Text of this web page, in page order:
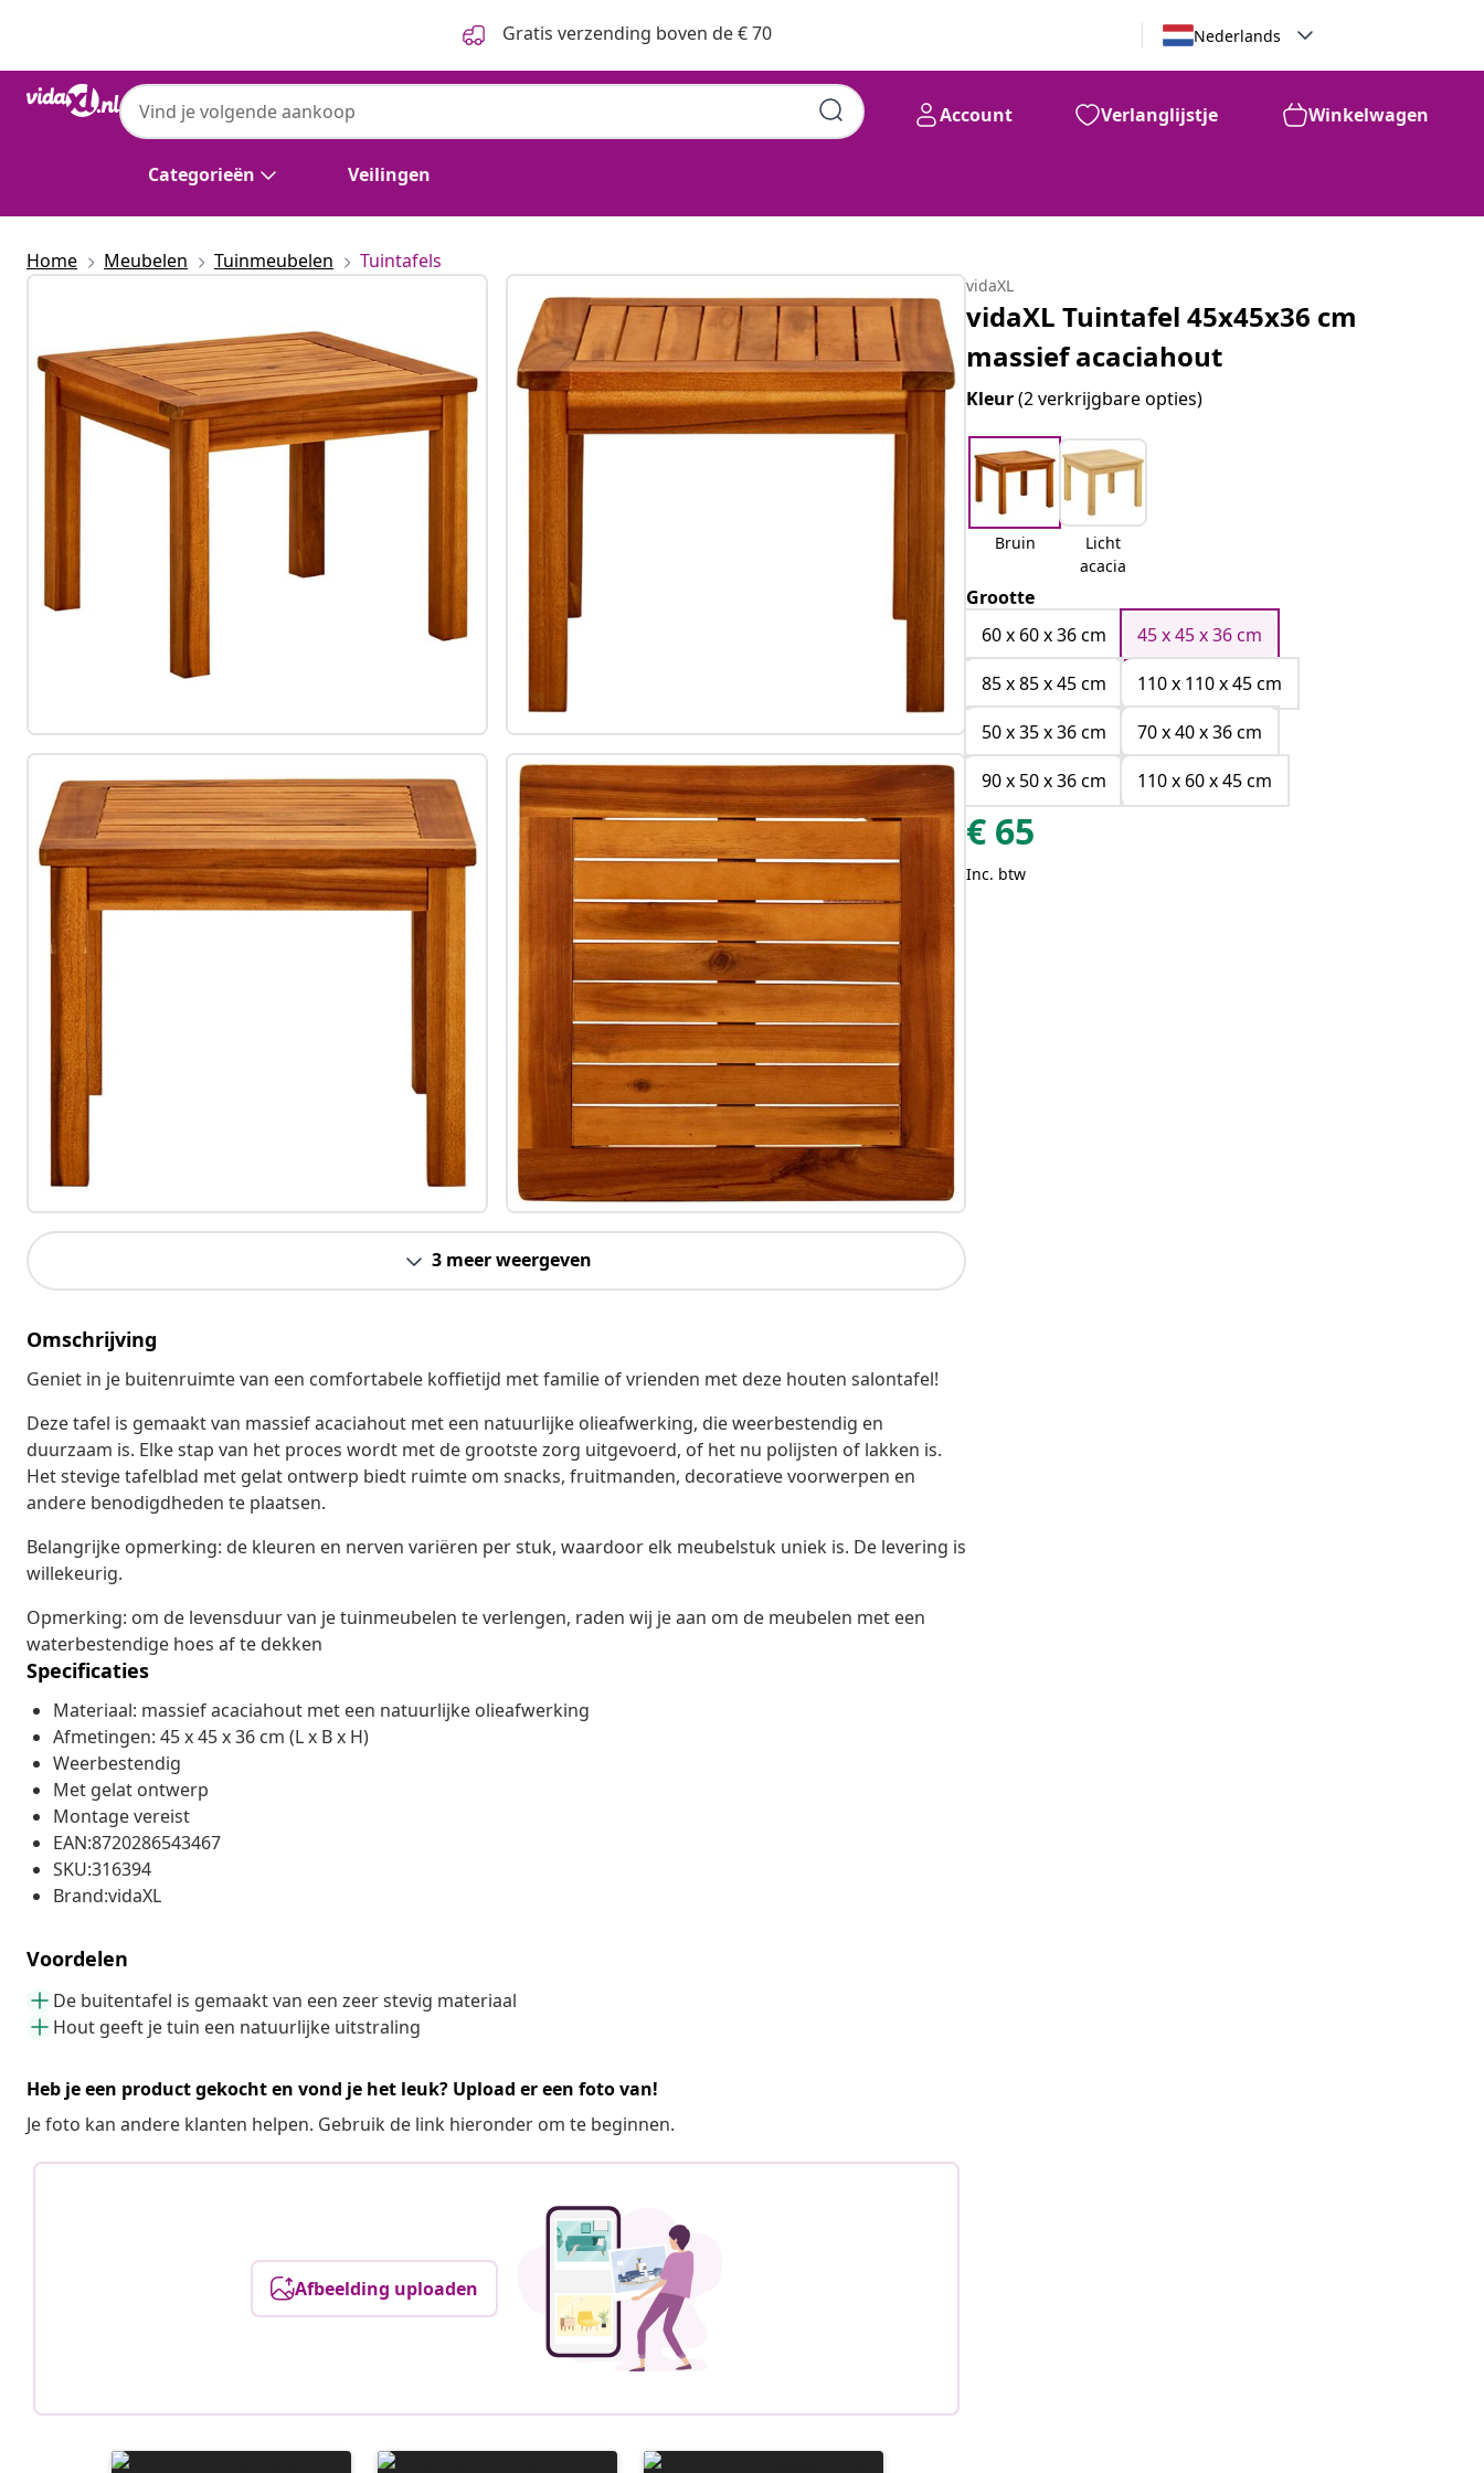
Gratis verzending boven de € 70 Nederlands
Categorieën Veilingen
Account Verlanglijstje Winkelwagen
Home Meubelen Tuinmeubelen Tuintafels
3 meer weergeven
Omschrijving
Geniet in je buitenruimte van een comfortabele koffietijd met familie of vrienden met deze houten salontafel!
Deze tafel is gemaakt van massief acaciahout met een natuurlijke olieafwerking, die weerbestendig en
duurzaam is. Elke stap van het proces wordt met de grootste zorg uitgevoerd, of het nu polijsten of lakken is.
Het stevige tafelblad met gelat ontwerp biedt ruimte om snacks, fruitmanden, decoratieve voorwerpen en
andere benodigdheden te plaatsen.
Belangrijke opmerking: de kleuren en nerven variëren per stuk, waardoor elk meubelstuk uniek is. De levering is
willekeurig.
Opmerking: om de levensduur van je tuinmeubelen te verlengen, raden wij je aan om de meubelen met een
waterbestendige hoes af te dekken
Specificaties
Materiaal: massief acaciahout met een natuurlijke olieafwerking
Afmetingen: 45 x 45 x 36 cm (L x B x H)
Weerbestendig
Met gelat ontwerp
Montage vereist
EAN:8720286543467
SKU:316394
Brand:vidaXL
Voordelen
De buitentafel is gemaakt van een zeer stevig materiaal
Hout geeft je tuin een natuurlijke uitstraling
Heb je een product gekocht en vond je het leuk? Upload er een foto van!
Je foto kan andere klanten helpen. Gebruik de link hieronder om te beginnen.
Afbeelding uploaden
vidaXL
vidaXL Tuintafel 45x45x36 cm
massief acaciahout
Kleur(2 verkrijgbare opties)
Bruin
Licht
acacia
Grootte
60 x 60 x 36 cm
45 x 45 x 36 cm
85 x 85 x 45 cm
110 x 110 x 45 cm
50 x 35 x 36 cm
70 x 40 x 36 cm
90 x 50 x 36 cm
110 x 60 x 45 cm
€ 65
Inc. btw